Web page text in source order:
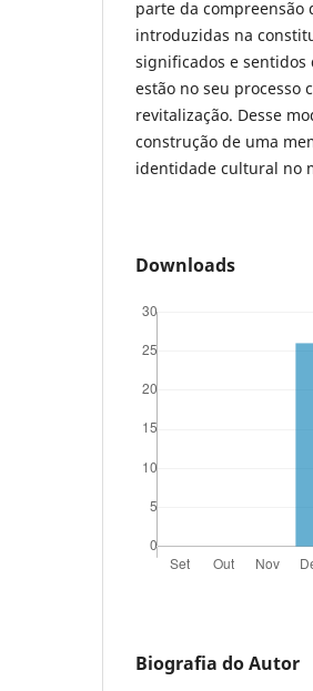
parte da compreensão
introduzidas na
significados e sentidos
estão no seu processo
revitalização. Desse
construção de uma
identidade cultural no
Downloads
Biografia do Autor